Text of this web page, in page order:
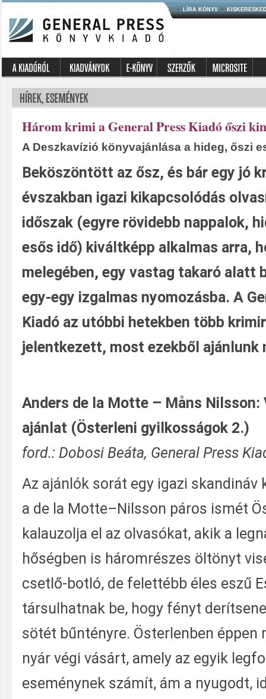
LÍRA KÖNYV
Három krimi a General Press Kiadó őszi
A Deszkavízió könyvajánlása a hideg, őszi
Beköszöntött az ősz, és bár egy jó
évszakban igazi kikapcsolódás
időszak (egyre rövidebb nappalok,
esős idő) kiváltképp alkalmas arra,
melegében, egy vastag takaró alatt
egy-egy izgalmas nyomozásba. A
Kiadó az utóbbi hetekben több
jelentkezett, most ezekből
Anders de la Motte – Måns Nilsson:
ajánlat (Österleni gyilkosságok 2.)
ford.: Dobosi Beáta, General Press
Az ajánlók sorát egy igazi skandináv
a de la Motte–Nilsson páros ismét
kalauzolja el az olvasókat, akik a
hőségben is háromrészes öltönyt
csetlő-botló, de felettébb éles eszű
társulhatnak be, hogy fényt
sötét bűntényre. Österlenben éppen
nyár végi vásárt, amely az egyik
eseménynek számít, ám a nyugodt,